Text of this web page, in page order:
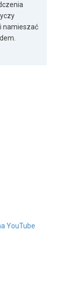
namieszać
YouTube